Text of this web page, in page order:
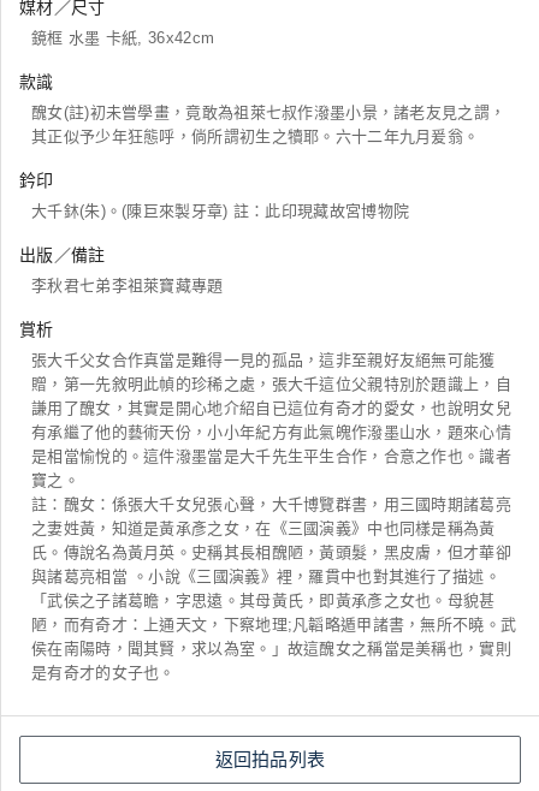
媒材／尺寸
鏡框 水墨 卡紙, 36x42cm
款識
醜女(註)初未嘗學畫，竟敢為祖萊七叔作潑墨小景，諸老友見之謂，
其正似予少年狂態呼，倘所謂初生之犢耶。六十二年九月爰翁。
鈐印
大千鈢(朱)。(陳巨來製牙章) 註：此印現藏故宮博物院
出版／備註
李秋君七弟李祖萊寶藏專題
賞析
張大千父女合作真當是難得一見的孤品，這非至親好友絕無可能獲
贈，第一先敘明此幀的珍稀之處，張大千這位父親特別於題識上，自
謙用了醜女，其實是開心地介紹自已這位有奇才的愛女，也說明女兒
有承繼了他的藝術天份，小小年紀方有此氣魄作潑墨山水，題來心情
是相當愉悅的。這件潑墨當是大千先生平生合作，合意之作也。識者
寶之。
註：醜女：係張大千女兒張心聲，大千博覽群書，用三國時期諸葛亮
之妻姓黃，知道是黃承彥之女，在《三國演義》中也同樣是稱為黃
氏。傳說名為黃月英。史稱其長相醜陋，黃頭髮，黑皮膚，但才華卻
與諸葛亮相當 。小說《三國演義》裡，羅貫中也對其進行了描述。
「武侯之子諸葛瞻，字思遠。其母黃氏，即黃承彥之女也。母貌甚
陋，而有奇才：上通天文，下察地理;凡韜略遁甲諸書，無所不曉。武
侯在南陽時，聞其賢，求以為室。」故這醜女之稱當是美稱也，實則
是有奇才的女子也。
返回拍品列表